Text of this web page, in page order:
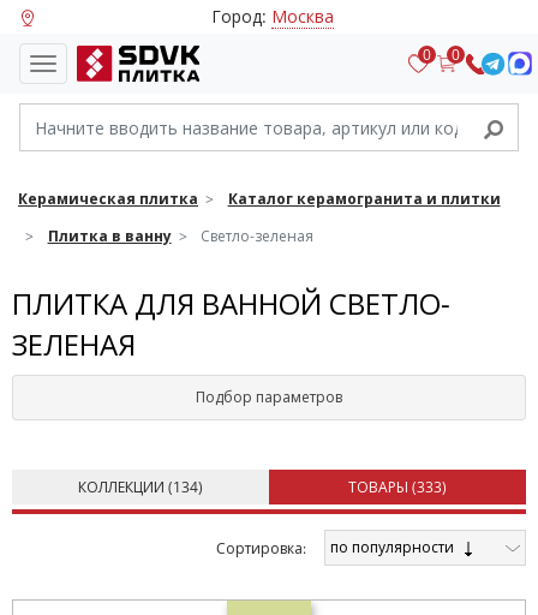
Город: Москва
0 0
Керамическая плитка
Каталог керамогранита и плитки
Плитка в ванну
Светло-зеленая
ПЛИТКА ДЛЯ ВАННОЙ СВЕТЛО-
ЗЕЛЕНАЯ
Подбор параметров
КОЛЛЕКЦИИ (134) ТОВАРЫ (333)
Cортировка: по популярности